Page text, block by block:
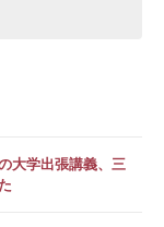
大学出張講義、三